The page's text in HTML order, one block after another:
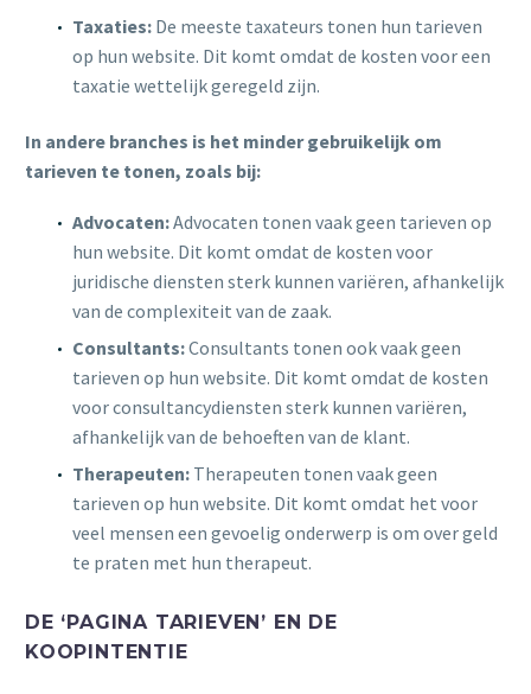
Taxaties: De meeste taxateurs tonen hun tarieven
op hun website. Dit komt omdat de kosten voor een
taxatie wettelijk geregeld zijn.
In andere branches is het minder gebruikelijk om
tarieven te tonen, zoals bij:
Advocaten:Advocaten tonen vaak geen tarieven op
hun website. Dit komt omdat de kosten voor
juridische diensten sterk kunnen variëren, afhankelijk
van de complexiteit van de zaak.
Consultants:Consultants tonen ook vaak geen
tarieven op hun website. Dit komt omdat de kosten
voor consultancydiensten sterk kunnen variëren,
afhankelijk van de behoeften van de klant.
Therapeuten: Therapeuten tonen vaak geen
tarieven op hun website. Dit komt omdat het voor
veel mensen een gevoelig onderwerp is om over geld
te praten met hun therapeut.
DE ‘PAGINA TARIEVEN’ EN DE
KOOPINTENTIE